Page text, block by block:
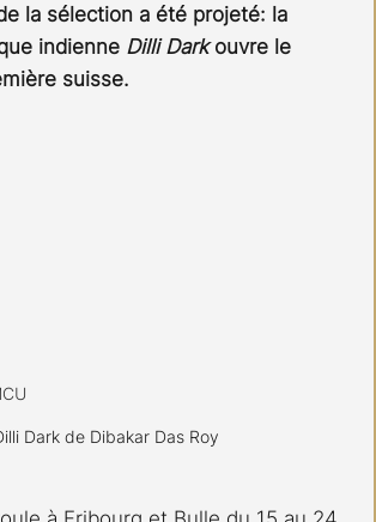
la sélection a été projeté: la
indienne Dilli Dark ouvre le
suisse.
Dark de Dibakar Das Roy